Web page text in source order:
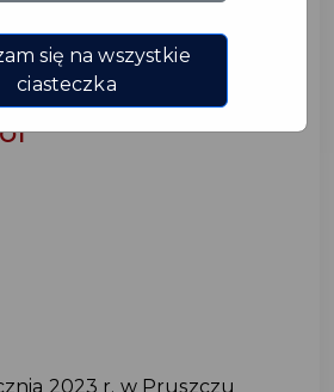
więźniów
2023 r. w Pruszczu
się na wszystkie
ciasteczka